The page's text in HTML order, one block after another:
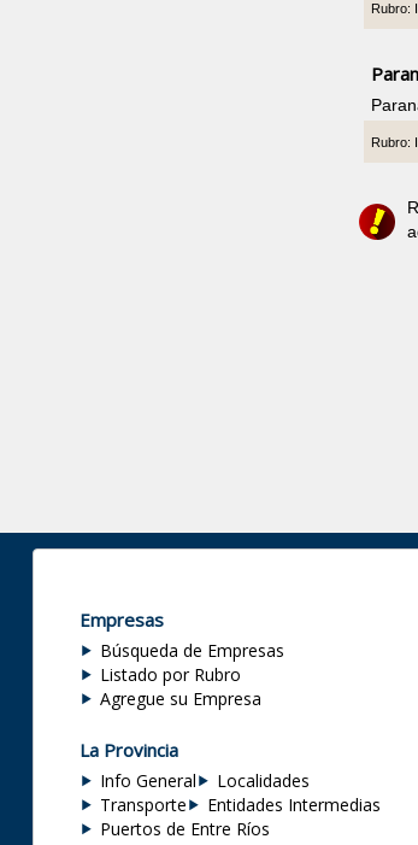
Rubro:
Rubro:
Empresas
Búsqueda de Empresas
Listado por Rubro
Agregue su Empresa
La Provincia
Info General
Localidades
Transporte
Entidades Intermedias
Puertos de Entre Ríos